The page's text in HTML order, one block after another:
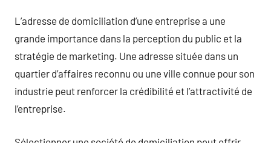
L’adresse de domiciliation d’une entreprise a une
grande importance dans la perception du public et la
stratégie de marketing. Une adresse située dans un
quartier d’affaires reconnu ou une ville connue pour son
industrie peut renforcer la crédibilité et l’attractivité de
l’entreprise.